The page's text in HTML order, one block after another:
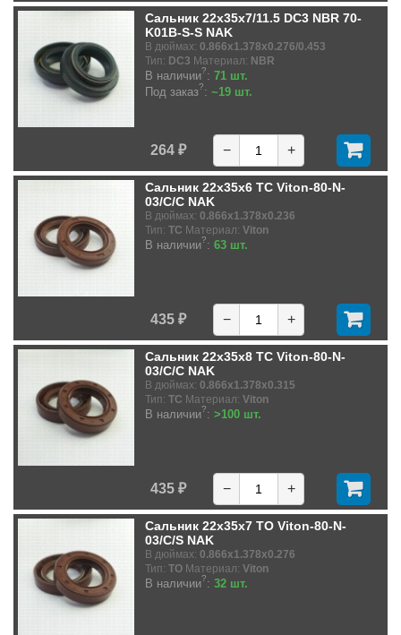
Сальник 22x35x7/11.5 DC3 NBR 70-
K01B-S-S NAK
В дюймах: 0.866x1.378x0.276/0.453
Тип: DC3 Материал: NBR
В наличии?: 71 шт.
Под заказ?: ~19 шт.
264 ₽ − +
Сальник 22x35x6 TC Viton-80-N-
03/C/C NAK
В дюймах: 0.866x1.378x0.236
Тип: TC Материал: Viton
В наличии?: 63 шт.
435 ₽ − +
Сальник 22x35x8 TC Viton-80-N-
03/C/C NAK
В дюймах: 0.866x1.378x0.315
Тип: TC Материал: Viton
В наличии?: >100 шт.
435 ₽ − +
Сальник 22x35x7 TO Viton-80-N-
03/C/S NAK
В дюймах: 0.866x1.378x0.276
Тип: TO Материал: Viton
В наличии?: 32 шт.